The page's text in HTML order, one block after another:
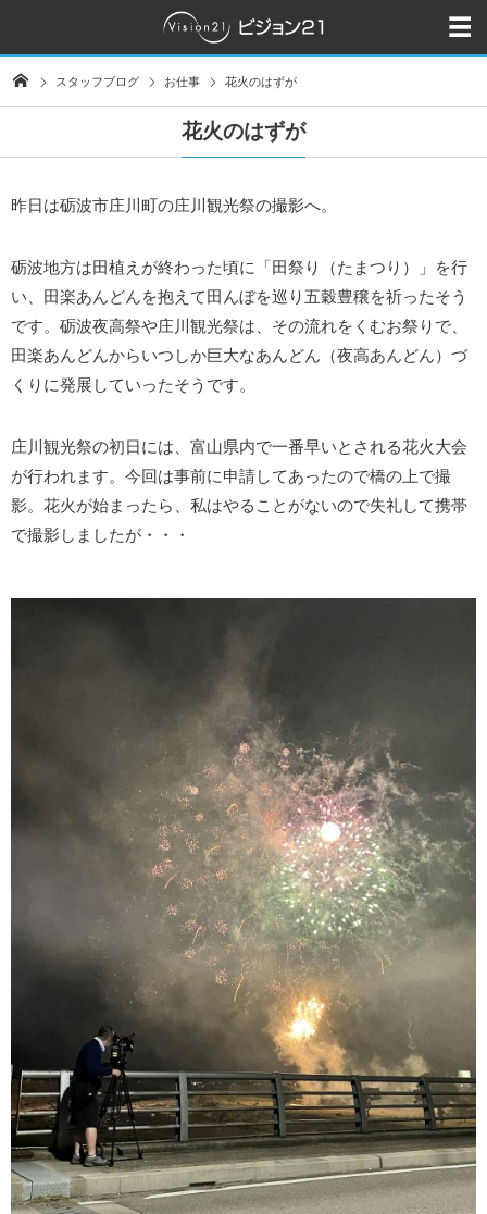
スタッフブログ お仕事 花火のはずが
花火のはずが
昨日は砺波市庄川町の庄川観光祭の撮影へ。
砺波地方は田植えが終わった頃に「田祭り（たまつり）」を行
い、田楽あんどんを抱えて田んぼを巡り五穀豊穣を祈ったそう
です。砺波夜高祭や庄川観光祭は、その流れをくむお祭りで、
田楽あんどんからいつしか巨大なあんどん（夜高あんどん）づ
くりに発展していったそうです。
庄川観光祭の初日には、富山県内で一番早いとされる花火大会
が行われます。今回は事前に申請してあったので橋の上で撮
影。花火が始まったら、私はやることがないので失礼して携帯
で撮影しましたが・・・